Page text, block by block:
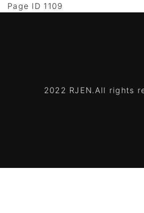
Page ID 1109
2022 RJEN.All rights